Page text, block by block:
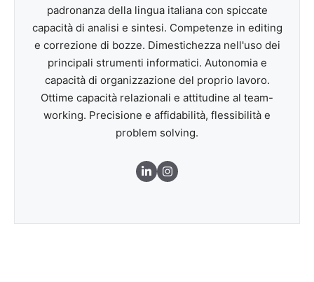
padronanza della lingua italiana con spiccate
capacità di analisi e sintesi. Competenze in editing
e correzione di bozze. Dimestichezza nell'uso dei
principali strumenti informatici. Autonomia e
capacità di organizzazione del proprio lavoro.
Ottime capacità relazionali e attitudine al team-
working. Precisione e affidabilità, flessibilità e
problem solving.